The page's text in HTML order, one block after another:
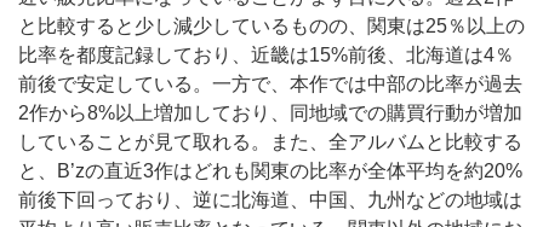
と比較すると少し減少しているものの、関東は25％以上の
比率を都度記録しており、近畿は15%前後、北海道は4％
前後で安定している。一方で、本作では中部の比率が過去
2作から8%以上増加しており、同地域での購買行動が増加
していることが見て取れる。また、全アルバムと比較する
と、B’zの直近3作はどれも関東の比率が全体平均を約20%
前後下回っており、逆に北海道、中国、九州などの地域は